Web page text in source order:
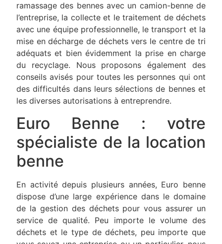
ramassage des bennes avec un camion-benne de
l’entreprise, la collecte et le traitement de déchets
avec une équipe professionnelle, le transport et la
mise en décharge de déchets vers le centre de tri
adéquats et bien évidemment la prise en charge
du recyclage. Nous proposons également des
conseils avisés pour toutes les personnes qui ont
des difficultés dans leurs sélections de bennes et
les diverses autorisations à entreprendre.
Euro Benne : votre
spécialiste de la location
benne
En activité depuis plusieurs années, Euro benne
dispose d’une large expérience dans le domaine
de la gestion des déchets pour vous assurer un
service de qualité. Peu importe le volume des
déchets et le type de déchets, peu importe que